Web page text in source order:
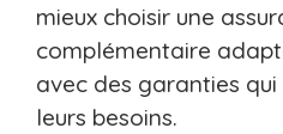
mieux choisir une
complémentaire
avec des garanties
leurs besoins.